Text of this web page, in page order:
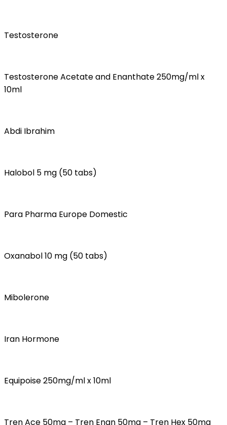
Testosterone
Testosterone Acetate and Enanthate 250mg/ml x
10ml
Abdi Ibrahim
Halobol 5 mg (50 tabs)
Para Pharma Europe Domestic
Oxanabol 10 mg (50 tabs)
Mibolerone
Iran Hormone
Equipoise 250mg/ml x 10ml
Tren Ace 50mg – Tren Enan 50mg – Tren Hex 50mg